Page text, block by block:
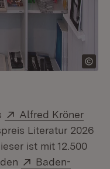
Extern:
Alfred Kröner
Literatur 2026
ist mit 12.500
Extern:
Baden-